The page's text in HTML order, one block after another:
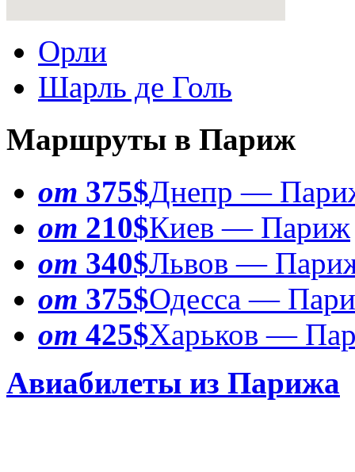
Орли
Шарль де Голь
Маршруты в Париж
от 375$Днепр —
от 210$Киев — Париж
от 340$Львов —
от 375$Одесса —
от 425$Харьков —
Авиабилеты из Парижа